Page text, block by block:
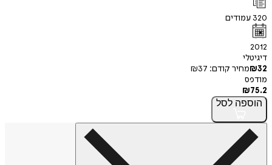
320 עמודים
2012
דיגיטלי
₪32 מחיר קודם: ₪37
מודפס
₪75.2
הוספה לסל